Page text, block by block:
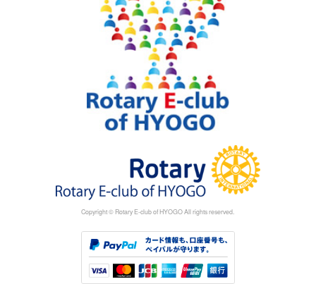
Copyright © Rotary E-club of HYOGO All rights reserved.